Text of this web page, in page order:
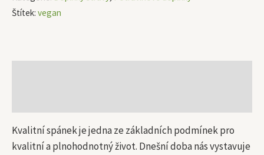
Štítek: vegan
Kvalitní spánek je jedna ze základních podmínek pro
kvalitní a plnohodnotný život. Dnešní doba nás vystavuje